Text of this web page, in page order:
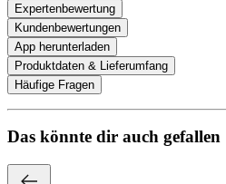
Expertenbewertung
Kundenbewertungen
App herunterladen
Produktdaten & Lieferumfang
Häufige Fragen
Das könnte dir auch gefallen